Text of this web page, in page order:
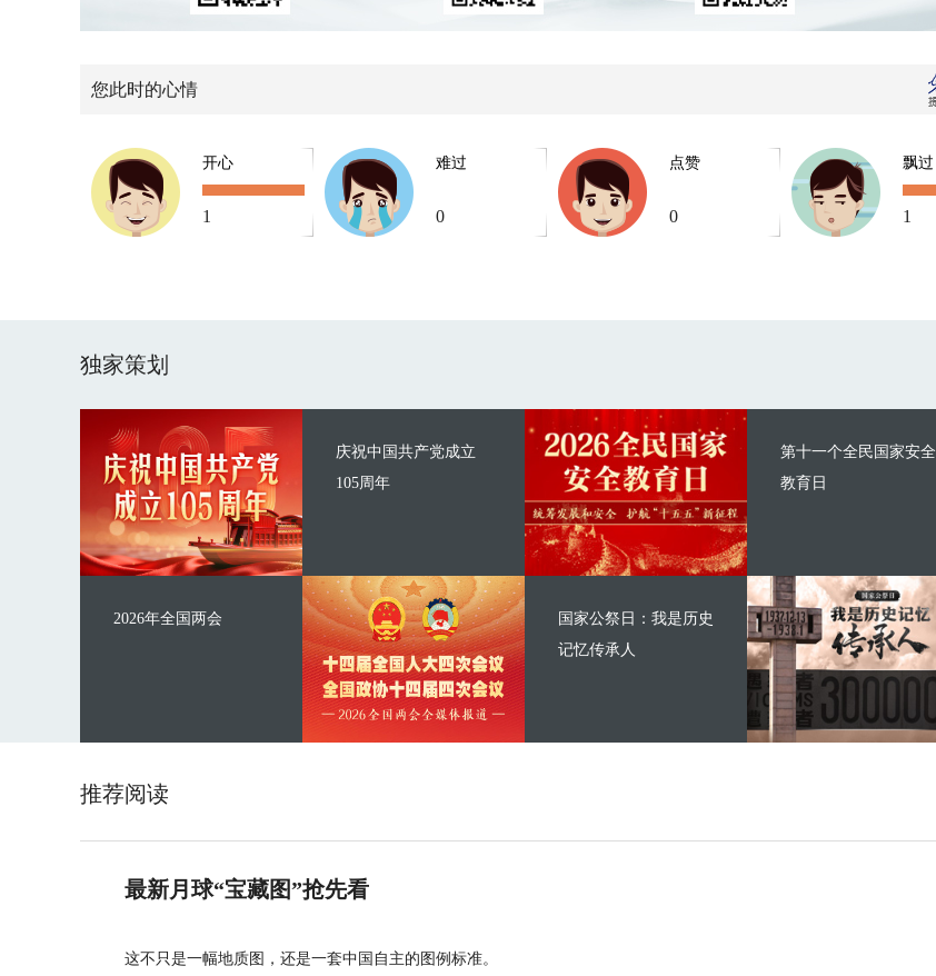
您此时的心情
开心
1
难过
0
点赞
0
飘过
1
独家策划
庆祝中国共产党成立
105周年
2026年全国两会
第十一个全民国家安全
教育日
国家公祭日：我是历史
记忆传承人
推荐阅读
最新月球“宝藏图”抢先看
这不只是一幅地质图，还是一套中国自主的图例标准。